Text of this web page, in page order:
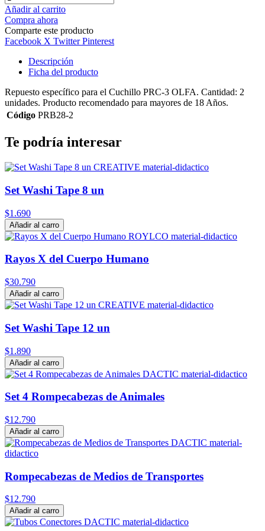
Añadir al carrito
Compra ahora
Comparte este producto
Facebook X Twitter Pinterest
Descripción
Ficha del producto
Repuesto específico para el Cuchillo PRC-3 OLFA. Cantidad: 2
unidades. Producto recomendado para mayores de 18 Años.
Código PRB28-2
Te podría interesar
Set Washi Tape 8 un
$1.690
Añadir al carro
Rayos X del Cuerpo Humano
$30.790
Añadir al carro
Set Washi Tape 12 un
$1.890
Añadir al carro
Set 4 Rompecabezas de Animales
$12.790
Añadir al carro
Rompecabezas de Medios de Transportes
$12.790
Añadir al carro